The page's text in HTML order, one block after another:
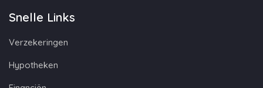
Snelle Links
Verzekeringen
Hypotheken